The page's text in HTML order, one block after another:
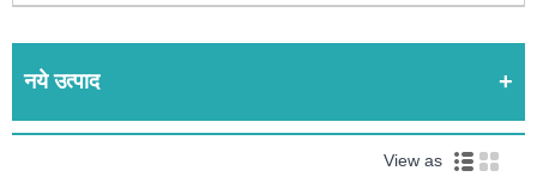
नये उत्पाद
View as